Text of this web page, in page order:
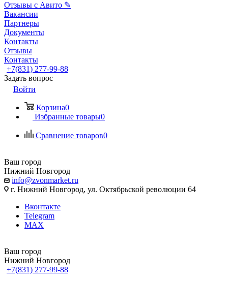
Отзывы с Авито ✎
Вакансии
Партнеры
Документы
Контакты
Отзывы
Контакты
+7(831) 277-99-88
Задать вопрос
Войти
Корзина0
Избранные товары0
Сравнение товаров0
Ваш город
Нижний Новгород
info@zvonmarket.ru
г. Нижний Новгород, ул. Октябрьской революции 64
Вконтакте
Telegram
MAX
Ваш город
Нижний Новгород
+7(831) 277-99-88